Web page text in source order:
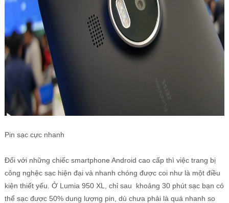
Pin sạc cực nhanh
Đối với những chiếc smartphone Android cao cấp thì việc trang bị
công nghệc sạc hiện đại và nhanh chóng được coi như là một điều
kiện thiết yếu. Ở Lumia 950 XL, chỉ sau khoảng 30 phút sạc bạn có
thể sạc được 50% dung lượng pin, dù chưa phải là quá nhanh so